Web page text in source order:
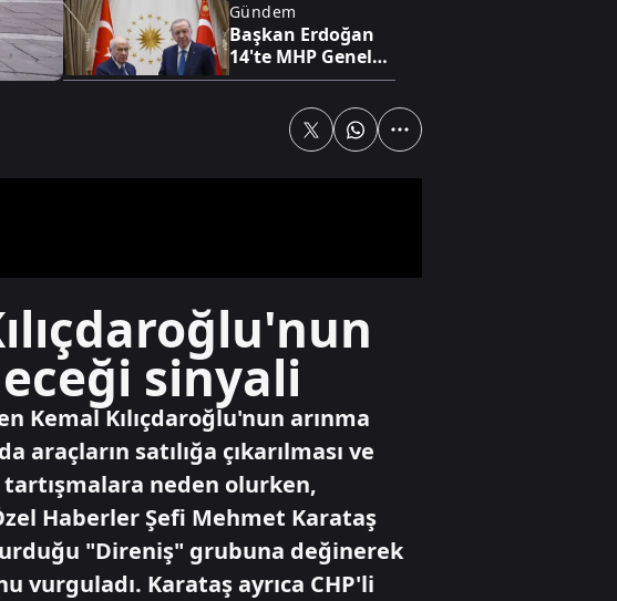
Gündem
Başkan Erdoğan
14'te MHP Genel
Başkanı Devlet
görüşecek
Kayseri'den
Güneş’i hiç böyle
görmediniz:
Tarihin en detaylı
görüntüleri
yayınlandı
Gündem
Uğur Mumcu
dosyasında kritik
görüşme
sinyali
Kemal Kılıçdaroğlu'nun arınma
satılığa çıkarılması ve
neden olurken,
Haberler Şefi Mehmet Karataş
"Direniş" grubuna değinerek
vurguladı. Karataş ayrıca CHP'li